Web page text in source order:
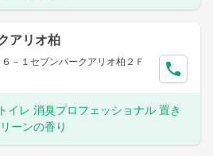
アリオ柏
－１セブンパークアリオ柏２Ｆ
イレ 消臭プロフェッショナル 置き
ーンの香り